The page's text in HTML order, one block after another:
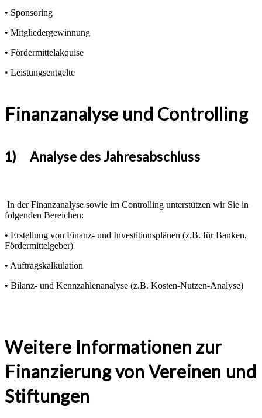
• Sponsoring
• Mitgliedergewinnung
• Fördermittelakquise
• Leistungsentgelte
Finanzanalyse und Controlling
1) Analyse des Jahresabschluss
In der Finanzanalyse sowie im Controlling unterstützen wir Sie in
folgenden Bereichen:
• Erstellung von Finanz- und Investitionsplänen (z.B. für Banken,
Fördermittelgeber)
• Auftragskalkulation
• Bilanz- und Kennzahlenanalyse (z.B. Kosten-Nutzen-Analyse)
Weitere Informationen zur
Finanzierung von Vereinen und
Stiftungen